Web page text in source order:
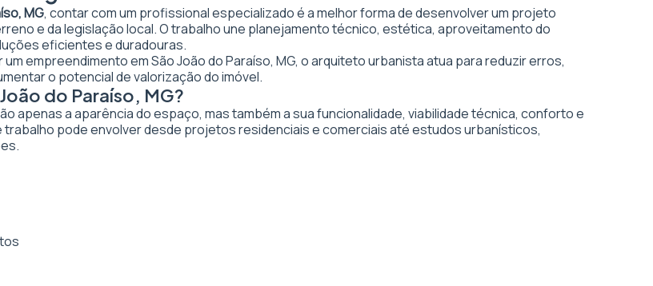
MG, contar com um profissional especializado é a melhor forma de desenvolver um projeto
e da legislação local. O trabalho une planejamento técnico, estética, aproveitamento do
eficientes e duradouras.
empreendimento em São João do Paraíso, MG, o arquiteto urbanista atua para reduzir erros,
o potencial de valorização do imóvel.
do Paraíso, MG?
apenas a aparência do espaço, mas também a sua funcionalidade, viabilidade técnica, conforto e
trabalho pode envolver desde projetos residenciais e comerciais até estudos urbanísticos,